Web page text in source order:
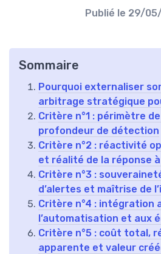
Publié le 29/
Sommaire
Pourquoi externaliser
arbitrage stratégique
Critère n°1 : périmètre
profondeur de détection
Critère n°2 : réactivité
et réalité de la réponse
Critère n°3 :
d’alertes et maîtrise de
Critère n°4 : intégration
l’automatisation et aux
Critère n°5 : coût total,
apparente et valeur